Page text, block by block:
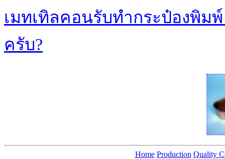
เมทเทิลคอนรับทำกระป๋องพิม
ครับ?
Home Production Quality